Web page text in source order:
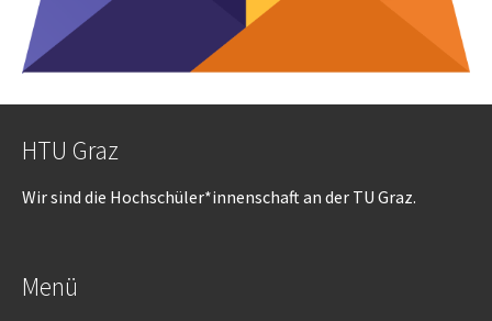
HTU Graz
Wir sind die Hochschüler*innenschaft an der TU Graz.
Menü